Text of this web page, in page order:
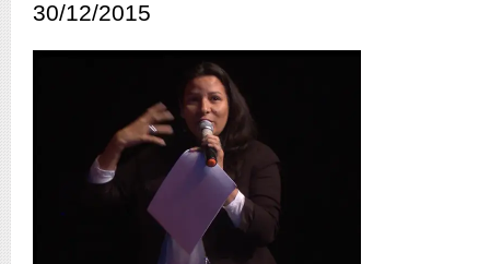
30/12/2015